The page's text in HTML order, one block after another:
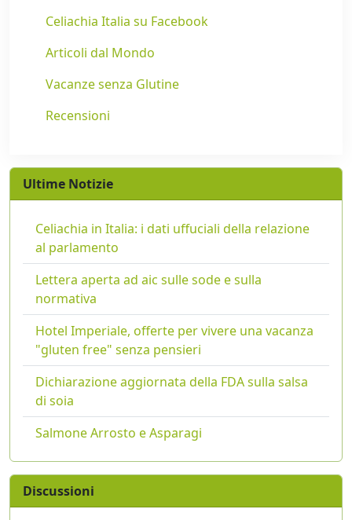
Celiachia Italia su Facebook
Articoli dal Mondo
Vacanze senza Glutine
Recensioni
Ultime Notizie
Celiachia in Italia: i dati uffuciali della relazione
al parlamento
Lettera aperta ad aic sulle sode e sulla
normativa
Hotel Imperiale, offerte per vivere una vacanza
"gluten free" senza pensieri
Dichiarazione aggiornata della FDA sulla salsa
di soia
Salmone Arrosto e Asparagi
Discussioni